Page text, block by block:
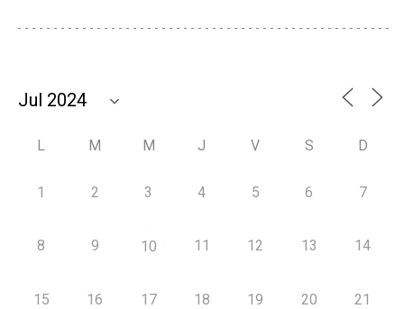
L M M J V S D
1 2 3 4 5 6 7
8 9 10 11 12 13 14
15 16 17 18 19 20 21